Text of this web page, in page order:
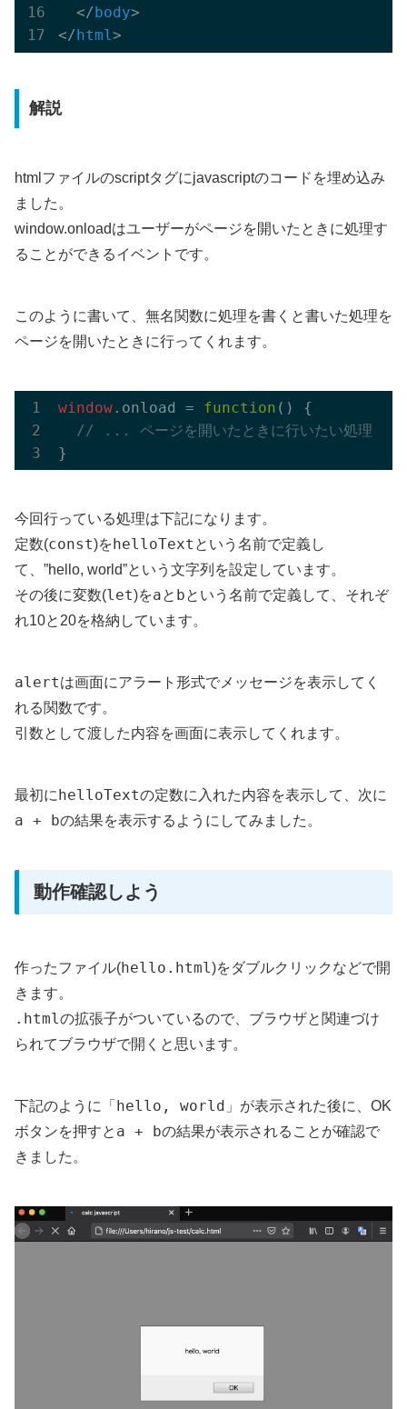
</body>
</html>
解説
htmlファイルのscriptタグにjavascriptのコードを埋め込み
ました。
window.onloadはユーザーがページを開いたときに処理す
ることができるイベントです。
このように書いて、無名関数に処理を書くと書いた処理を
ページを開いたときに行ってくれます。
window .onload = function ( ) {
// ... ページを開いたときに行いたい処理
今回行っている処理は下記になります。
定数(const)を helloText という名前で定義し
て、”hello, world”という文字列を設定しています。
その後に変数(let)をaと bという名前で定義して、それぞ
れ10と20を格納しています。
alertは画面にアラート形式でメッセージを表示してく
れる関数です。
引数として渡した内容を画面に表示してくれます。
最初に helloTextの定数に入れた内容を表示して、次に
a + bの結果を表示するようにしてみました。
動作確認しよう
作ったファイル(hello.html)をダブルクリックなどで開
きます。
.htmlの拡張子がついているので、ブラウザと関連づけ
られてブラウザで開くと思います。
下記のように「 hello, world 」が表示された後に、OK
ボタンを押すと a + bの結果が表示されることが確認で
きました。